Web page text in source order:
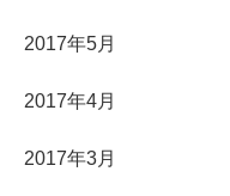
2017年5月
2017年4月
2017年3月